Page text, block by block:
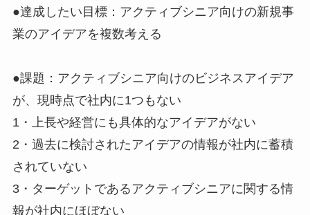
●達成したい目標：アクティブシニア向けの新規事
業のアイデアを複数考える
●課題：アクティブシニア向けのビジネスアイデア
が、現時点で社内に1つもない
1・上長や経営にも具体的なアイデアがない
2・過去に検討されたアイデアの情報が社内に蓄積
されていない
3・ターゲットであるアクティブシニアに関する情
報が社内にほぼない